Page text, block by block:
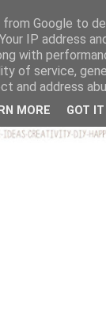
Google to
IP address
with
of service,
and address
MORE GOT IT